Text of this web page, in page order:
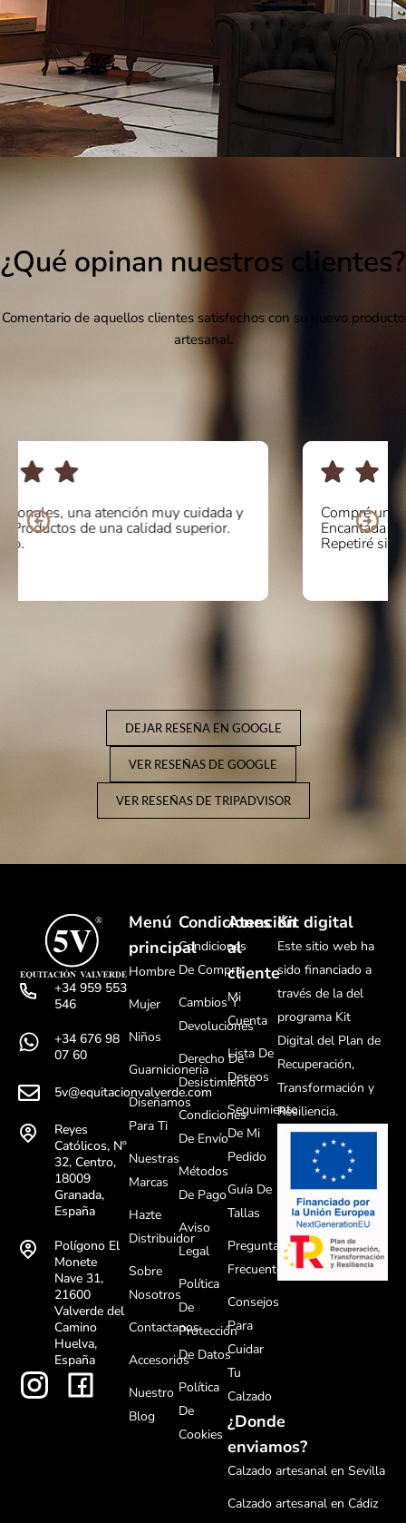
¿Qué opinan nuestros clientes?
Comentario de aquellos clientes satisfechos con su nuevo producto
artesanal.
Compré unos botines online y la atención fue de 10.
Encantada con la calidad y comodidad del producto.
DEJAR RESEÑA EN GOOGLE
VER RESEÑAS DE GOOGLE
VER RESEÑAS DE TRIPADVISOR
+34 959 553
546
+34 676 98
07 60
5v@equitacionvalverde.com
Reyes
Católicos, Nº
32, Centro,
18009
Granada,
España
Polígono El
Monete
Nave 31,
21600
Valverde del
Camino
Huelva,
España
Menú
principal
Hombre
Mujer
Niños
Guarnicioneria
Diseñamos
Para Ti
Nuestras
Marcas
Hazte
Distribuidor
Sobre
Nosotros
Contactanos
Accesorios
Nuestro
Blog
Condiciones
Condiciones
De Compra
Cambios Y
Devoluciones
Derecho De
Desistimiento
Condiciones
De Envío
Métodos
De Pago
Aviso
Legal
Política
De
Protección
De Datos
Política
De
Cookies
Atención
al
cliente
Mi
Cuenta
Lista De
Deseos
Seguimiento
De Mi
Pedido
Guía De
Tallas
Preguntas
Frecuentes
Consejos
Para
Cuidar
Tu
Calzado
¿Donde
enviamos?
Calzado artesanal en Sevilla
Calzado artesanal en Cádiz
Kit digital
Este sitio web ha
sido financiado a
través de la del
programa Kit
Digital del Plan de
Recuperación,
Transformación y
Resiliencia.